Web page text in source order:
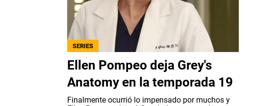
SERIES
Ellen Pompeo deja Grey's
Anatomy en la temporada 19
Finalmente ocurrió lo impensado por muchos y